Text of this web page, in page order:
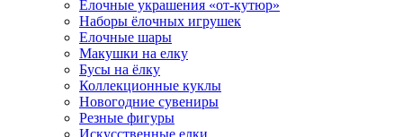
Елочные украшения «от-кутюр»
Наборы ёлочных игрушек
Елочные шары
Макушки на елку
Бусы на ёлку
Коллекционные куклы
Новогодние сувениры
Резные фигуры
Искусственные елки